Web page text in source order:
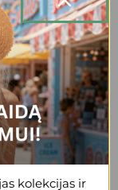
+3
kolekcijas ir